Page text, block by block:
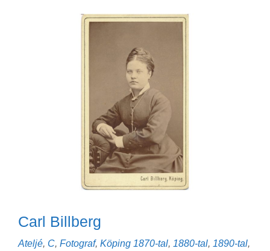
Carl Billberg
Kategorier
Ateljé, C, Fotograf, Köping Etiketter
1870-tal, 1880-tal, 1890-tal,